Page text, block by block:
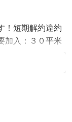
！短期解約違約
加入：３０平米
円／月 室内
要（ジェイリ
円／月）・鍵
保険料相当額